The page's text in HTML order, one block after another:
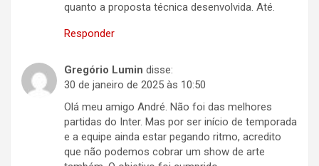
quanto a proposta técnica desenvolvida. Até.
Responder
Gregório Lumin disse:
30 de janeiro de 2025 às 10:50
Olá meu amigo André. Não foi das melhores
partidas do Inter. Mas por ser início de temporada
e a equipe ainda estar pegando ritmo, acredito
que não podemos cobrar um show de arte